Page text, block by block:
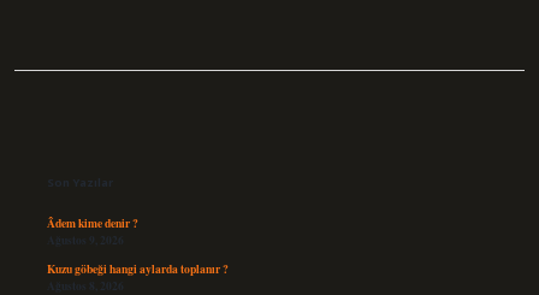
Son Yazılar
Âdem kime denir ?
Ağustos 9, 2026
Kuzu göbeği hangi aylarda toplanır ?
Ağustos 8, 2026